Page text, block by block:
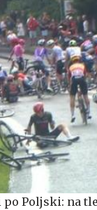
Poljski: na